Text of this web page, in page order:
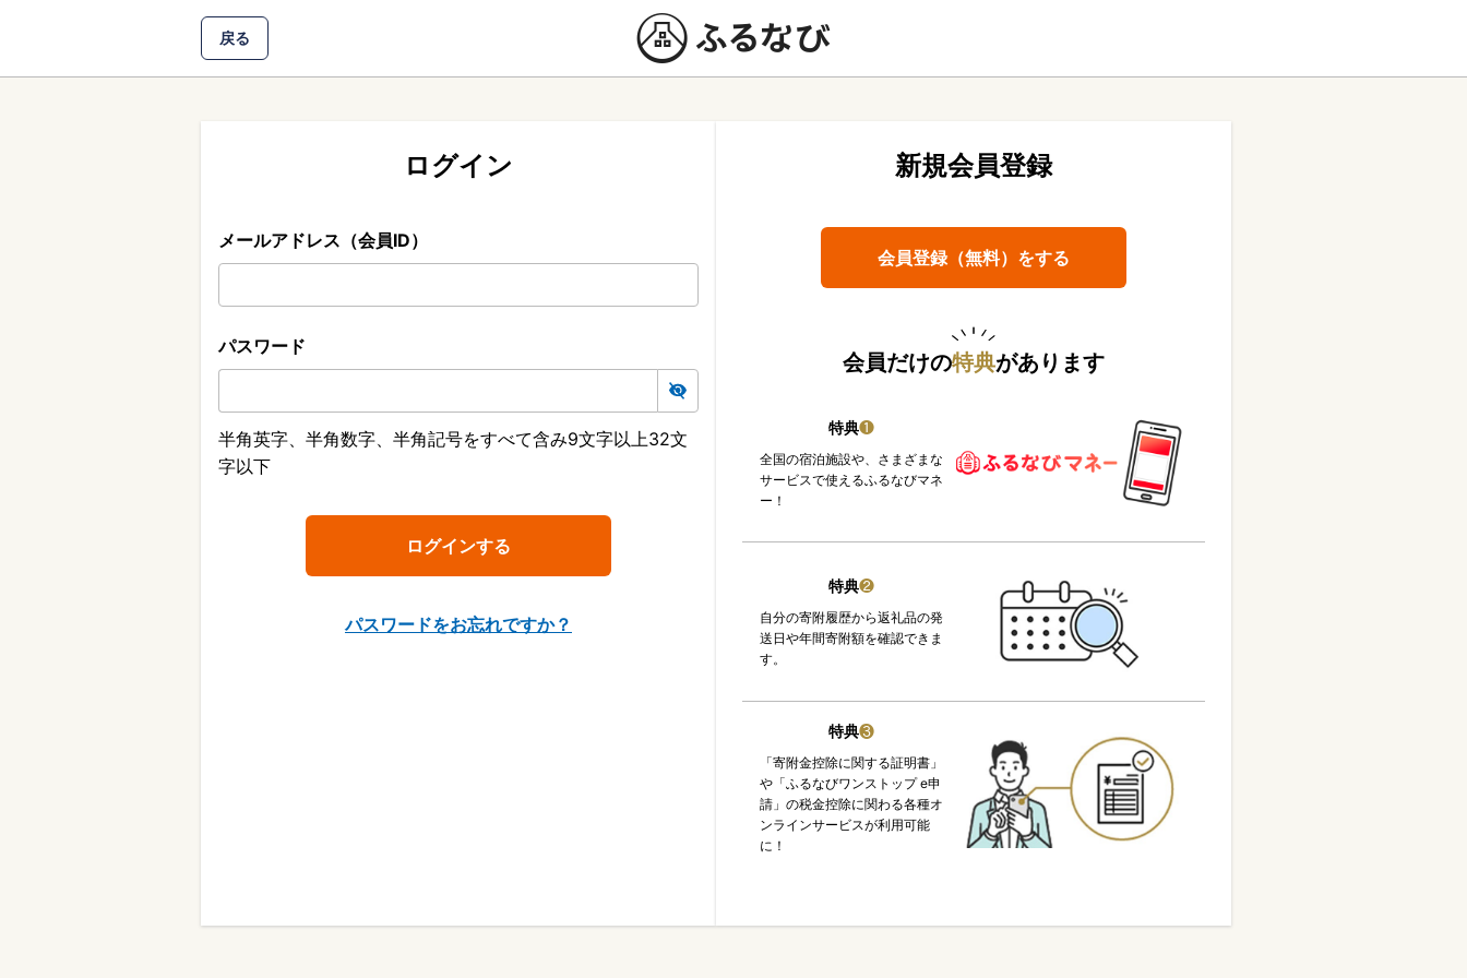
戻る
ログイン
メールアドレス（会員ID）
パスワード
半角英字、半角数字、半角記号をすべて含み9文字以上32文
字以下
パスワードをお忘れですか？
新規会員登録
会員登録（無料）をする
会員だけの特典があります
特典❶
全国の宿泊施設や、さまざまな
サービスで使えるふるなびマネ
ー！
特典❷
自分の寄附履歴から返礼品の発
送日や年間寄附額を確認できま
す。
特典❸
「寄附金控除に関する証明書」
や「ふるなびワンストップ e申
請」の税金控除に関わる各種オ
ンラインサービスが利用可能
に！